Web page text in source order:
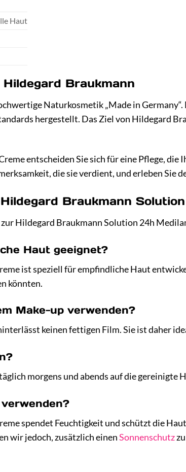
Haut
Braukmann
Naturkosmetik „Made in
hergestellt. Das Ziel von Hildegard
entscheiden Sie sich für eine Pflege,
die sie verdient, und erleben Sie
Braukmann
Hildegard Braukmann Solution 24h
Haut geeignet?
ist speziell für empfindliche Haut
könnten.
Make-up verwenden?
keinen fettigen Film. Sie ist daher
morgens und abends auf die gereinigte
spendet Feuchtigkeit und schützt die
wir jedoch, zusätzlich einenSonnenschutz